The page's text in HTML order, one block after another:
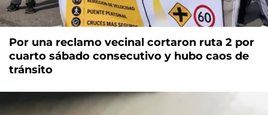
Por una reclamo vecinal cortaron ruta 2 por
cuarto sábado consecutivo y hubo caos de
tránsito